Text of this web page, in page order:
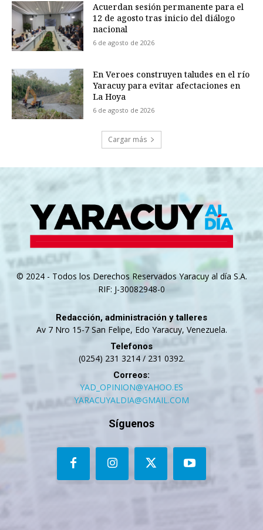
Acuerdan sesión permanente para el
12 de agosto tras inicio del diálogo
nacional
6 de agosto de 2026
En Veroes construyen taludes en el río
Yaracuy para evitar afectaciones en
La Hoya
6 de agosto de 2026
Cargar más
© 2024 - Todos los Derechos Reservados Yaracuy al día S.A.
RIF: J-30082948-0
Redacción, administración y talleres
Av 7 Nro 15-7 San Felipe, Edo Yaracuy, Venezuela.
Telefonos
(0254) 231 3214 / 231 0392.
Correos:
YAD_OPINION@YAHOO.ES
YARACUYALDIA@GMAIL.COM
Síguenos